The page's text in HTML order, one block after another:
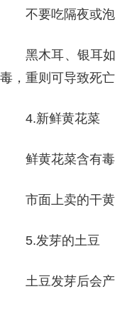
不要吃隔夜或
黑木耳、银耳
毒，重则可导致死亡
4.新鲜黄花菜
鲜黄花菜含有
市面上卖的干
5.发芽的土豆
土豆发芽后会